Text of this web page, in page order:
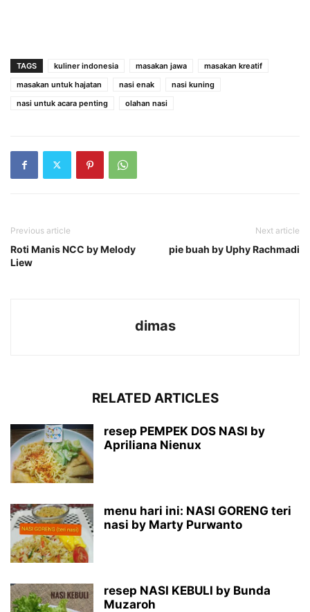
TAGS kuliner indonesia masakan jawa
masakan kreatif
masakan untuk hajatan
nasi enak
nasi kuning
nasi untuk acara penting
olahan nasi
Previous article
Roti Manis NCC by Melody
Liew
Next article
pie buah by Uphy Rachmadi
dimas
RELATED ARTICLES
resep PEMPEK DOS NASI by
Apriliana Nienux
menu hari ini: NASI GORENG teri
nasi by Marty Purwanto
resep NASI KEBULI by Bunda
Muzaroh